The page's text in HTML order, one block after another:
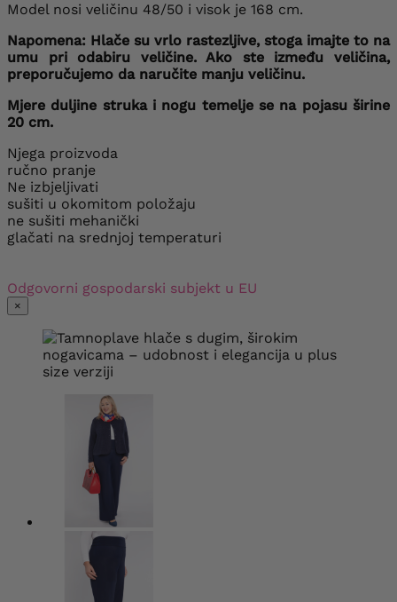
Model nosi veličinu 48/50 i visok je 168 cm.
Napomena: Hlače su vrlo rastezljive, stoga imajte to na
umu pri odabiru veličine. Ako ste između veličina,
preporučujemo da naručite manju veličinu.
Mjere duljine struka i nogu temelje se na pojasu širine
20 cm.
Njega proizvoda
ručno pranje
Ne izbjeljivati
sušiti u okomitom položaju
ne sušiti mehanički
glačati na srednjoj temperaturi
Odgovorni gospodarski subjekt u EU
×